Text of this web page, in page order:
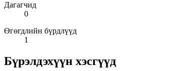
Дагагчид
0
Өгөгдлийн бүрдлүүд
1
Бүрэлдэхүүн хэсгүүд